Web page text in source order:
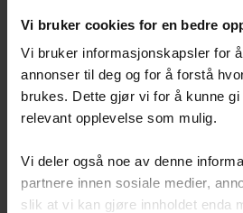
Vi bruker cookies for en bedre
Vi bruker informasjonskapsler for
annonser til deg og for å forstå
brukes. Dette gjør vi for å kunne gi
relevant opplevelse som mulig.
Vi deler også noe av denne
partnere innen sosiale medier,
slik at vi kan gjøre innholdet enda
delegasjonen til Europaparådets
parlamentsrikerforsamling, og de
mye tid i Stortingets delegasjon
parlamentariske forsamling. I
erfaring fra Europabevegelsen
hvordan norsk politikk henger
skjer internasjonalt. Det gjelder
sikkerhetspolitikk, til spørsmål